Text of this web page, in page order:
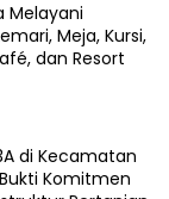
Melayani
Meja, Kursi,
dan Resort
di Kecamatan
Komitmen